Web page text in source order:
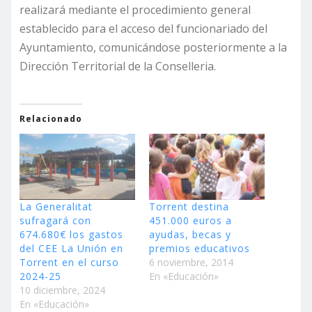
realizará mediante el procedimiento general
establecido para el acceso del funcionariado del
Ayuntamiento, comunicándose posteriormente a la
Dirección Territorial de la Conselleria.
Relacionado
La Generalitat
sufragará con
674.680€ los gastos
del CEE La Unión en
Torrent en el curso
2024-25
10 diciembre, 2024
En «Educación»
Torrent destina
451.000 euros a
ayudas, becas y
premios educativos
6 noviembre, 2014
En «Educación»